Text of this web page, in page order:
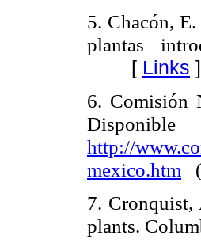
5. Chacón,
plantas
[ Links ]
6. Comisión
Disponible
http://
mexico.htm
7. Cronquist,
plants.